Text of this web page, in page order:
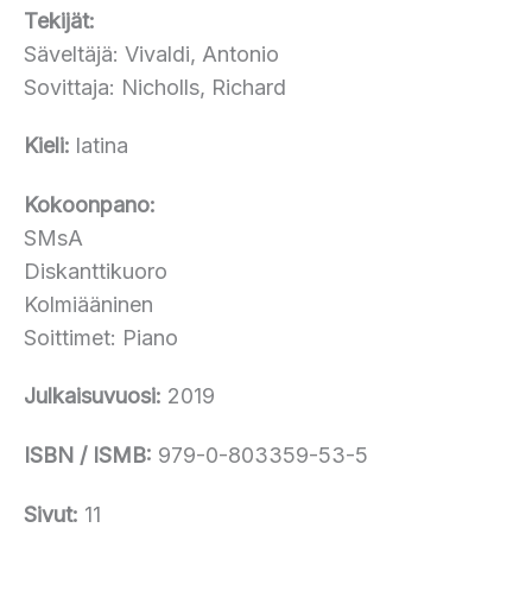
Tekijät:
Säveltäjä: Vivaldi, Antonio
Sovittaja: Nicholls, Richard
Kieli: latina
Kokoonpano:
SMsA
Diskanttikuoro
Kolmiääninen
Soittimet: Piano
Julkaisuvuosi: 2019
ISBN / ISMB: 979-0-803359-53-5
Sivut: 11